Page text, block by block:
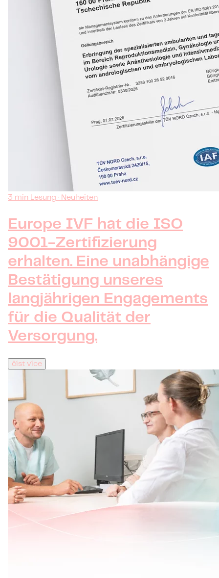
3 min Lesung · Neuheiten
Europe IVF hat die ISO
9001-Zertifizierung
erhalten. Eine unabhängige
Bestätigung unseres
langjährigen Engagements
für die Qualität der
Versorgung.
číst více